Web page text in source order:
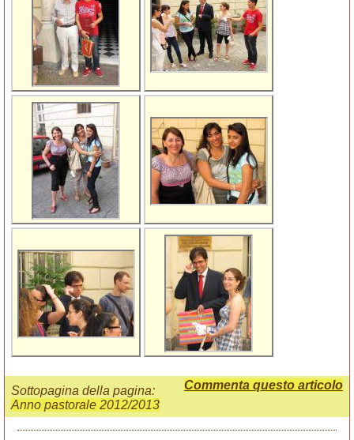
Commenta questo articolo
Sottopagina della pagina:
Anno pastorale 2012/2013